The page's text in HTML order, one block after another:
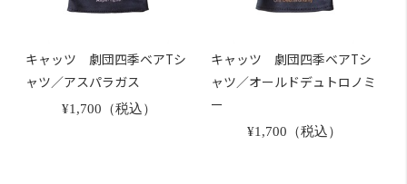
キャッツ 劇団四季ベアTシ
ャツ／アスパラガス
¥1,700（税込）
キャッツ 劇団四季ベアTシ
ャツ／オールドデュトロノミ
ー
¥1,700（税込）